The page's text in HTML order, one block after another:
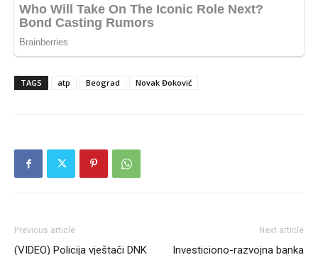
TAGS atp Beograd Novak Đoković
Previous article
(VIDEO) Policija vještači DNK
Next article
Investiciono-razvojna banka